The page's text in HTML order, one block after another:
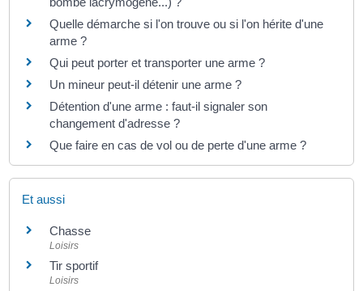
Quelle démarche si l'on trouve ou si l'on hérite d'une
arme ?
Qui peut porter et transporter une arme ?
Un mineur peut-il détenir une arme ?
Détention d'une arme : faut-il signaler son
changement d'adresse ?
Que faire en cas de vol ou de perte d'une arme ?
Et aussi
Chasse
Loisirs
Tir sportif
Loisirs